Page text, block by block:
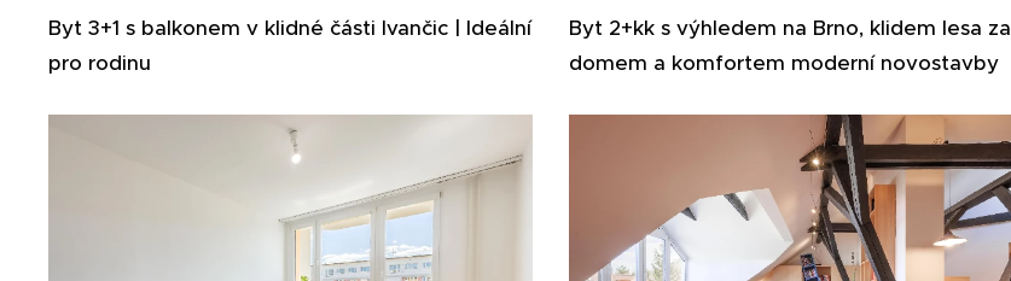
Byt 3+1 s balkonem v klidné části Ivančic | Ideální
pro rodinu
Byt 2+kk s výhledem na Brno, klidem lesa za
domem a komfortem moderní novostavby